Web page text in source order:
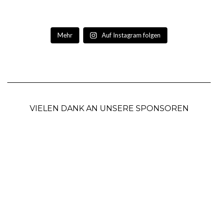
Mehr Auf Instagram folgen
VIELEN DANK AN UNSERE SPONSOREN